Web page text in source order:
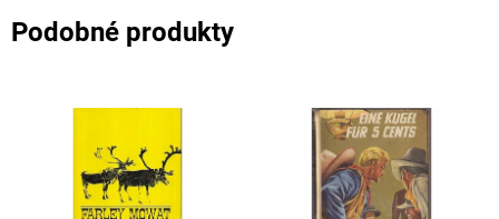
Podobné produkty